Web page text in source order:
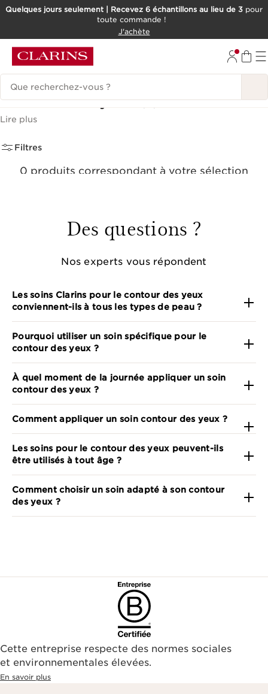
ALLER AU CONTENU
Quelques jours seulement | Recevez 6 échantillons au lieu de 3 pour
toute commande !
J'achète
Historique des recherches
Contour des yeux (0)
Lire plus
Filtres
0 produits correspondant à votre sélection
Des questions ?
Nos experts vous répondent
Les soins Clarins pour le contour des yeux
conviennent-ils à tous les types de peau ?
Pourquoi utiliser un soin spécifique pour le
contour des yeux ?
À quel moment de la journée appliquer un soin
contour des yeux ?
Comment appliquer un soin contour des yeux ?
Les soins pour le contour des yeux peuvent-ils
être utilisés à tout âge ?
Comment choisir un soin adapté à son contour
des yeux ?
Cette entreprise respecte des normes sociales
et environnementales élevées.
En savoir plus